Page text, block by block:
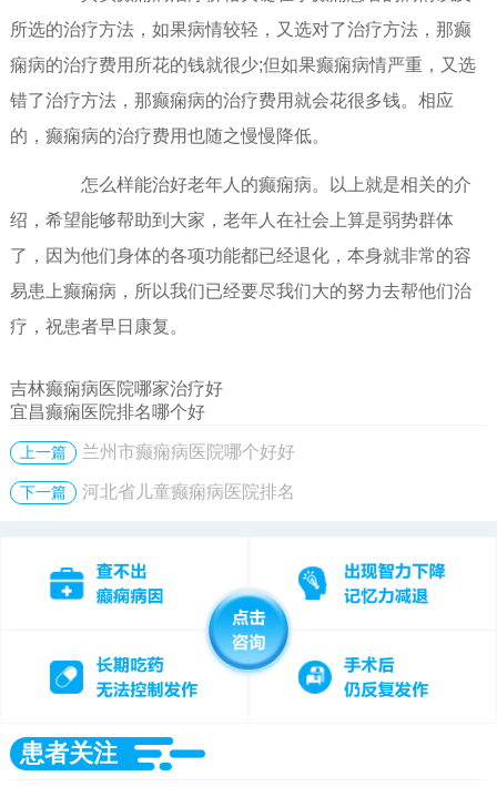
所选的治疗方法，如果病情较轻，又选对了治疗方法，那癫
痫病的治疗费用所花的钱就很少;但如果癫痫病情严重，又选
错了治疗方法，那癫痫病的治疗费用就会花很多钱。相应
的，癫痫病的治疗费用也随之慢慢降低。
怎么样能治好老年人的癫痫病。以上就是相关的介
绍，希望能够帮助到大家，老年人在社会上算是弱势群体
了，因为他们身体的各项功能都已经退化，本身就非常的容
易患上癫痫病，所以我们已经要尽我们大的努力去帮他们治
疗，祝患者早日康复。
吉林癫痫病医院哪家治疗好
宜昌癫痫医院排名哪个好
上一篇 兰州市癫痫病医院哪个好好
下一篇 河北省儿童癫痫病医院排名
患者关注